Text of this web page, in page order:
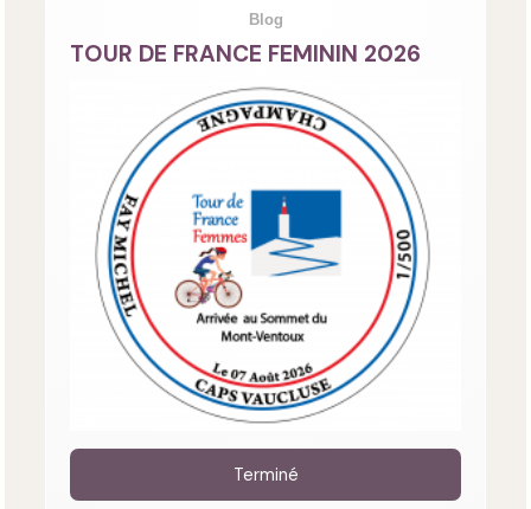
Blog
TOUR DE FRANCE FEMININ 2026
Terminé